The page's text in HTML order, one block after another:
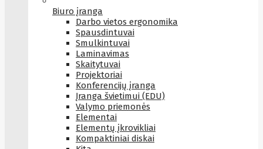
Biuro įranga
Darbo vietos ergonomika
Spausdintuvai
Smulkintuvai
Laminavimas
Skaitytuvai
Projektoriai
Konferencijų įranga
Įranga švietimui (EDU)
Valymo priemonės
Elementai
Elementų įkrovikliai
Kompaktiniai diskai